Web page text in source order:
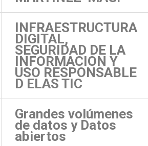
INFRAESTRUCTURA
DIGITAL,
SEGURIDAD DE LA
INFORMACION Y
USO RESPONSABLE
D ELAS TIC
Grandes volúmenes
de datos y Datos
abiertos